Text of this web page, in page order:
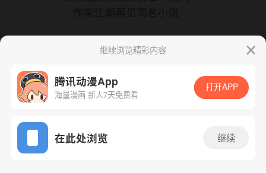
App免费看
腾漫App免费看
继续浏览精彩内容
腾讯动漫App
海量漫画 新人7天免费看
打开APP
在此处浏览 继续